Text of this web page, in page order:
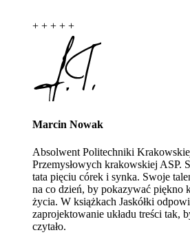
+ + + + +
Marcin Nowak
Absolwent Politechniki
Przemysłowych krakowskiej ASP.
tata pięciu córek i synka. Swoje
na co dzień, by pokazywać piękno
życia. W książkach Jaskółki
zaprojektowanie układu treści tak,
czytało.